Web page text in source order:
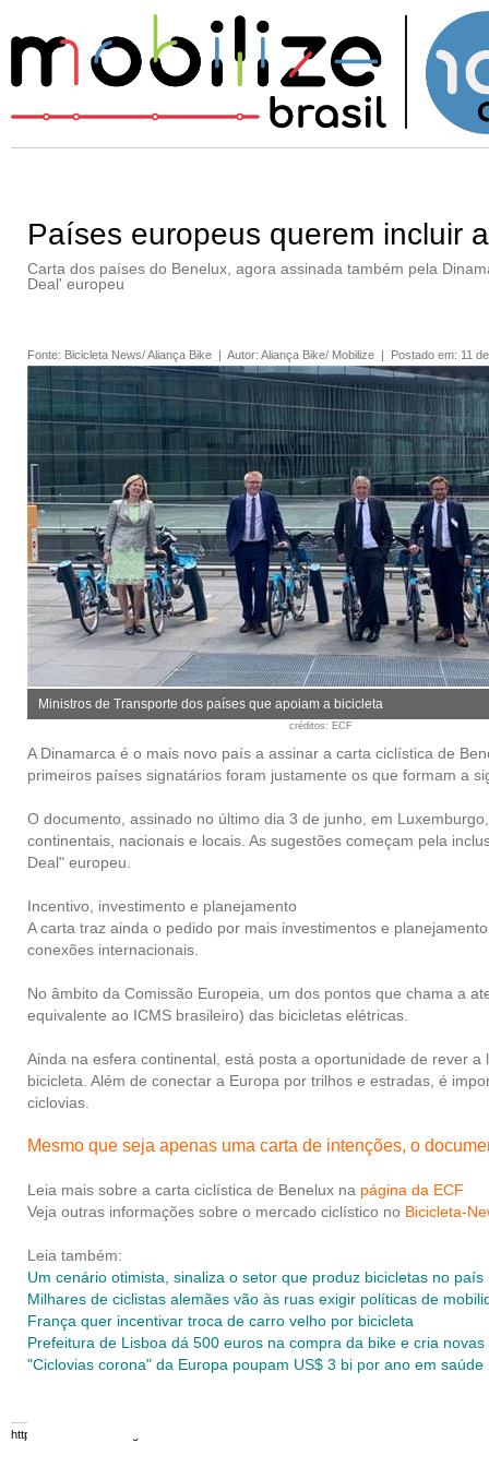
Países europeus querem incluir
Carta dos países do Benelux, agora assinada também pela
Deal' europeu
Fonte: Bicicleta News/ Aliança Bike | Autor: Aliança Bike/ Mobilize | Postado em: 11
Ministros de Transporte dos países que apoiam a bicicleta
créditos: ECF
A Dinamarca é o mais novo país a assinar a carta ciclística de
primeiros países signatários foram justamente os que formam a
O documento, assinado no último dia 3 de junho, em
continentais, nacionais e locais. As sugestões começam pela
Deal" europeu.
Incentivo, investimento e planejamento
A carta traz ainda o pedido por mais investimentos e
conexões internacionais.
No âmbito da Comissão Europeia, um dos pontos que chama a
equivalente ao ICMS brasileiro) das bicicletas elétricas.
Ainda na esfera continental, está posta a oportunidade de rever
bicicleta. Além de conectar a Europa por trilhos e estradas, é
ciclovias.
Mesmo que seja apenas uma carta de intenções, o
Leia mais sobre a carta ciclística de Benelux na página da ECF
Veja outras informações sobre o mercado ciclístico no Bicicleta-
Leia também:
Um cenário otimista, sinaliza o setor que produz bicicletas no país
Milhares de ciclistas alemães vão às ruas exigir políticas de
França quer incentivar troca de carro velho por bicicleta
Prefeitura de Lisboa dá 500 euros na compra da bike e cria novas
"Ciclovias corona" da Europa poupam US$ 3 bi por ano em saúde
https://www.mobilize.org.br/ - 07/08/2026 10:50:24